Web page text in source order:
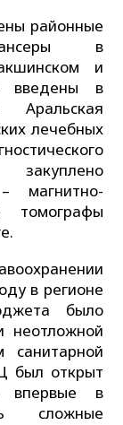
районные
в
и
введены в
Аральская
лечебных
магнитно-
томографы
в регионе
было
неотложной
санитарной
был открыт
впервые в
сложные